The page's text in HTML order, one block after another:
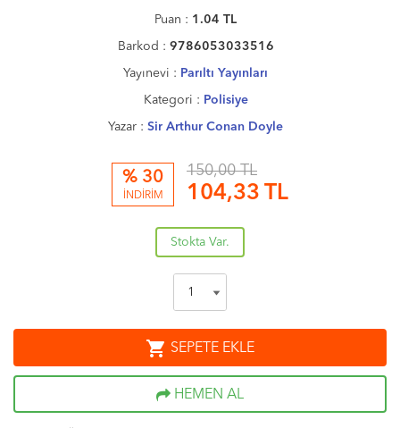
Puan : 1.04 TL
Barkod : 9786053033516
Yayınevi : Parıltı Yayınları
Kategori : Polisiye
Yazar : Sir Arthur Conan Doyle
% 30
İNDİRİM
150,00 TL
104,33 TL
Stokta Var.
shopping_cart SEPETE EKLE
HEMEN AL